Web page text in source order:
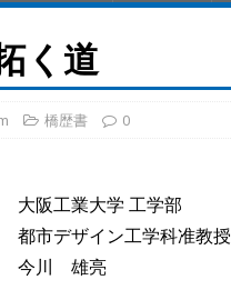
く道
橋歴書 0
大阪工業大学 工学部
都市デザイン工学科准教授
今川 雄亮